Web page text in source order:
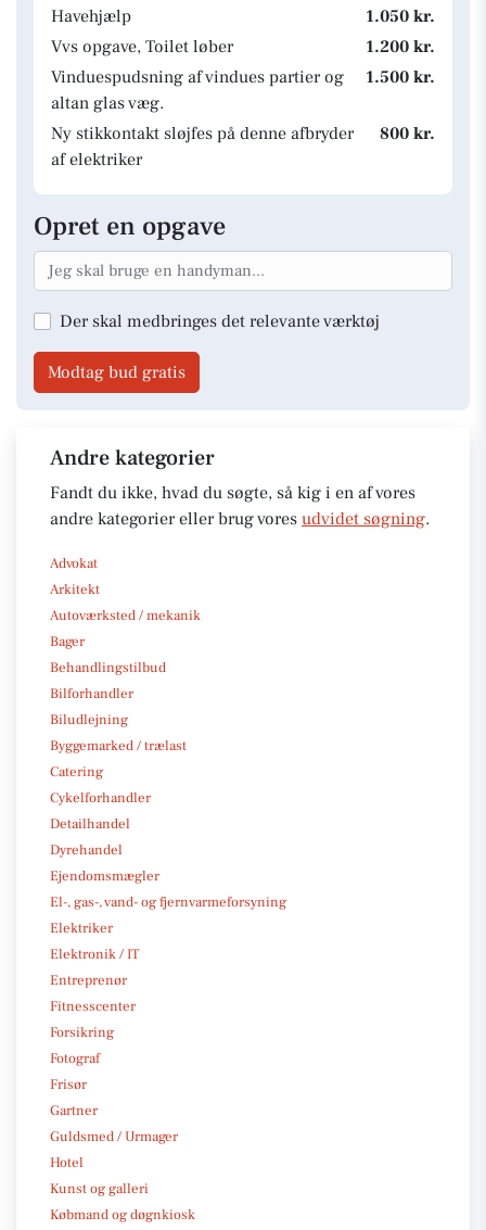
Havehjælp
1.050 kr.
Vvs opgave, Toilet løber
1.200 kr.
Vinduespudsning af vindues partier og
altan glas væg.
1.500 kr.
Ny stikkontakt sløjfes på denne afbryder
af elektriker
800 kr.
Opret en opgave
Der skal medbringes det relevante værktøj
Modtag bud gratis
Andre kategorier
Fandt du ikke, hvad du søgte, så kig i en af vores
andre kategorier eller brug vores udvidet søgning.
Advokat
Arkitekt
Autoværksted / mekanik
Bager
Behandlingstilbud
Bilforhandler
Biludlejning
Byggemarked / trælast
Catering
Cykelforhandler
Detailhandel
Dyrehandel
Ejendomsmægler
El-, gas-, vand- og fjernvarmeforsyning
Elektriker
Elektronik / IT
Entreprenør
Fitnesscenter
Forsikring
Fotograf
Frisør
Gartner
Guldsmed / Urmager
Hotel
Kunst og galleri
Købmand og døgnkiosk